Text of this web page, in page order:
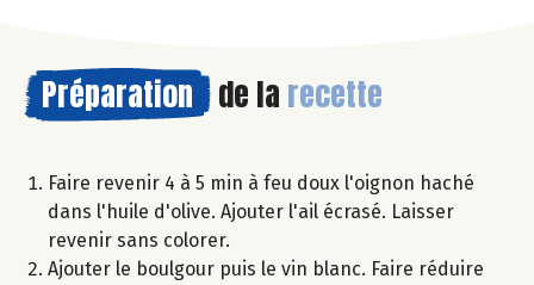
Préparation de la recette
Faire revenir 4 à 5 min à feu doux l'oignon haché
dans l'huile d'olive. Ajouter l'ail écrasé. Laisser
revenir sans colorer.
Ajouter le boulgour puis le vin blanc. Faire réduire